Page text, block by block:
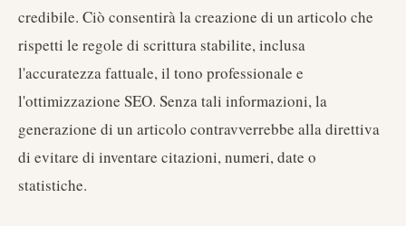
credibile. Ciò consentirà la creazione di un articolo che
rispetti le regole di scrittura stabilite, inclusa
l'accuratezza fattuale, il tono professionale e
l'ottimizzazione SEO. Senza tali informazioni, la
generazione di un articolo contravverrebbe alla direttiva
di evitare di inventare citazioni, numeri, date o
statistiche.